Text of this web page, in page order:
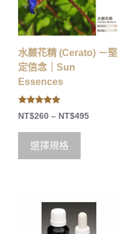
水蕨花精 (Cerato) －堅
定信念｜Sun
Essences
5.00
out of 5
NT$260 – NT$495
選擇規格